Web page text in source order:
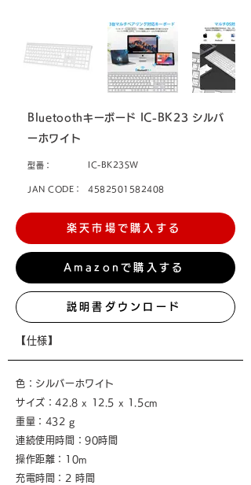
Bluetoothキーボード IC-BK23 シルバ
ーホワイト
型番： IC-BK23SW
JAN CODE： 4582501582408
楽天市場で購入する
Amazonで購入する
説明書ダウンロード
【仕様】
色：シルバーホワイト
サイズ：42.8 x 12.5 x 1.5cm
重量：432 g
連続使用時間：90時間
操作距離：10m
充電時間：2 時間